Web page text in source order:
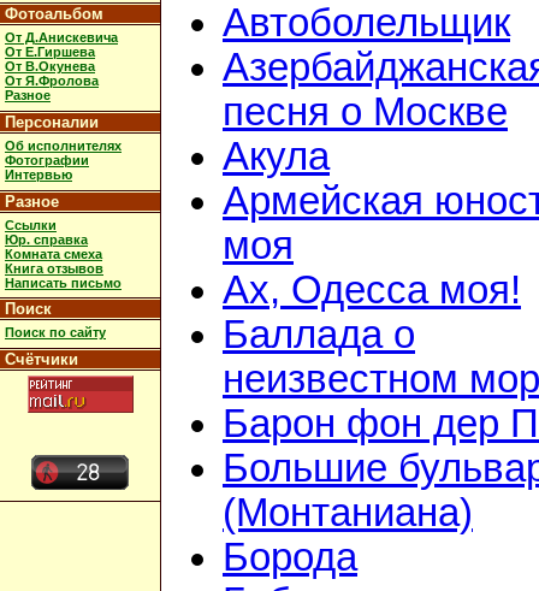
Фотоальбом
От Д.Анискевича
От Е.Гиршева
От В.Окунева
От Я.Фролова
Разное
Персоналии
Об исполнителях
Фотографии
Интервью
Разное
Ссылки
Юр. справка
Комната смеха
Книга отзывов
Написать письмо
Поиск
Поиск по сайту
Счётчики
Автоболельщик
песня о Москве
Акула
Армейская
моя
Ах, Одесса моя!
Баллада о
неизвестном
Барон фон дер
Большие
(Монтаниана)
Борода